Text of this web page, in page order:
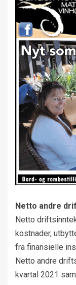
Netto andre
Netto
kostnader,
fra finansielle
Netto andre
kvartal 2021